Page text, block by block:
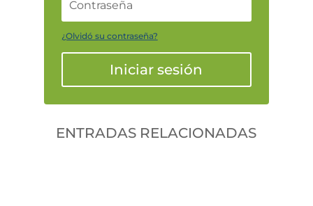
¿Olvidó su contraseña?
Iniciar sesión
ENTRADAS RELACIONADAS